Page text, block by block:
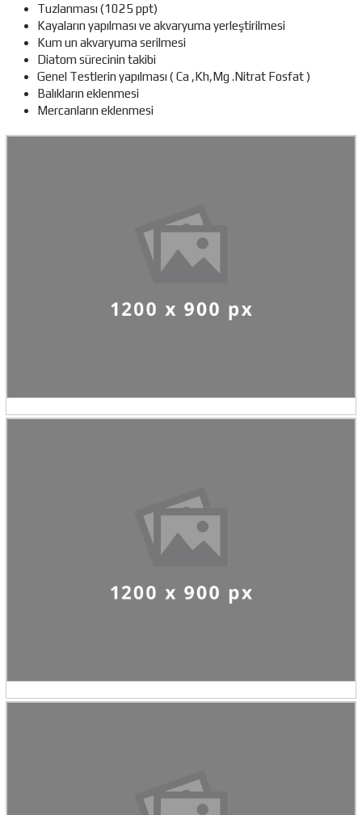
Tuzlanması (1025 ppt)
Kayaların yapılması ve akvaryuma yerleştirilmesi
Kum un akvaryuma serilmesi
Diatom sürecinin takibi
Genel Testlerin yapılması ( Ca ,Kh,Mg .Nitrat Fosfat )
Balıkların eklenmesi
Mercanların eklenmesi